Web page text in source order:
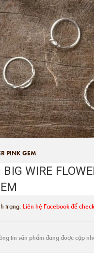
PINK GEM
BIG WIRE
trạng: Liên hệ Facebook để
tin sản phẩm đang được cập